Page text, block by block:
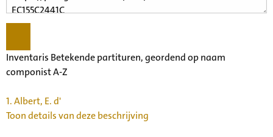
Inventaris Betekende partituren, geordend op naam
componist A-Z
1.Albert, E. d'
Toon details van deze beschrijving